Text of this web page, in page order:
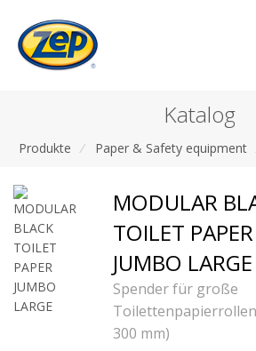
Katalog
Produkte / Paper & Safety equipment
MODULAR
TOILET PAPER
JUMBO LARGE
Spender für große
300 mm)